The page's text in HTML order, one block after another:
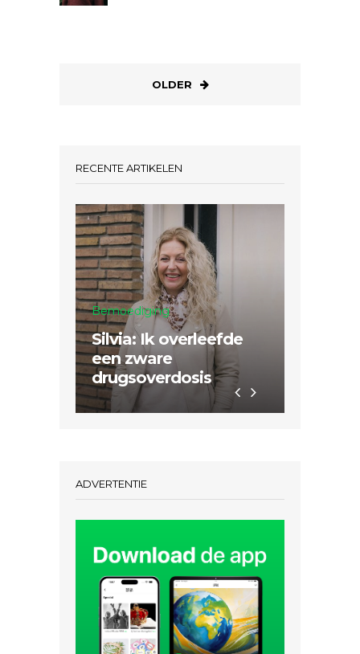
OLDER
RECENTE ARTIKELEN
Bemoediging
Silvia: Ik overleefde
een zware
drugsoverdosis
ADVERTENTIE